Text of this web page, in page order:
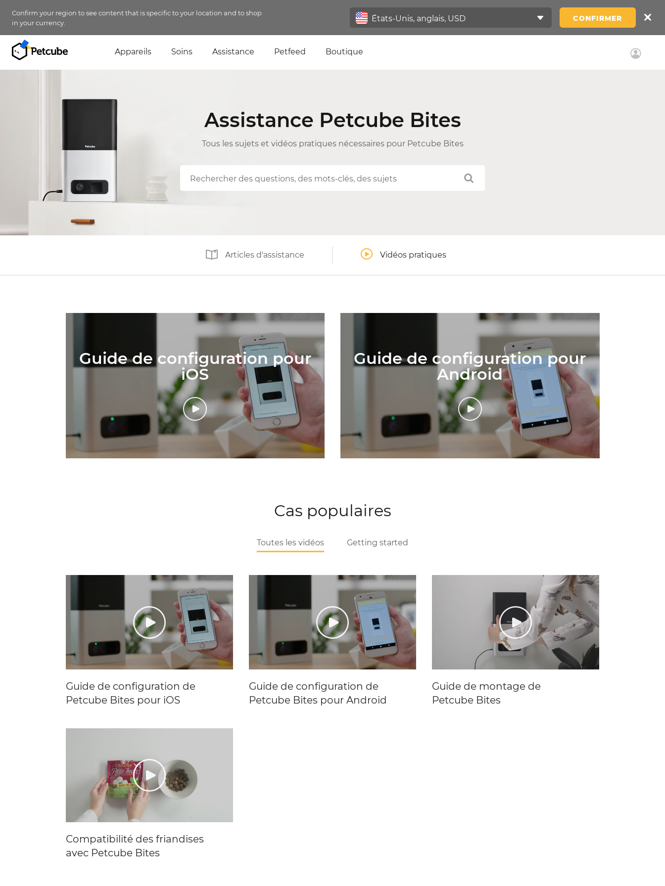
Confirm your region to see content that is specific to your location and to shop
in your currency.
CONFIRMER
Appareils Soins Assistance Petfeed Boutique
Assistance Petcube Bites
Tous les sujets et vidéos pratiques nécessaires pour Petcube Bites
Articles d'assistance Vidéos pratiques
Guide de configuration pour
iOS
Guide de configuration pour
Android
Cas populaires
Toutes les vidéos Getting started
Guide de configuration de
Petcube Bites pour iOS
Guide de configuration de
Petcube Bites pour Android
Guide de montage de
Petcube Bites
Compatibilité des friandises
avec Petcube Bites